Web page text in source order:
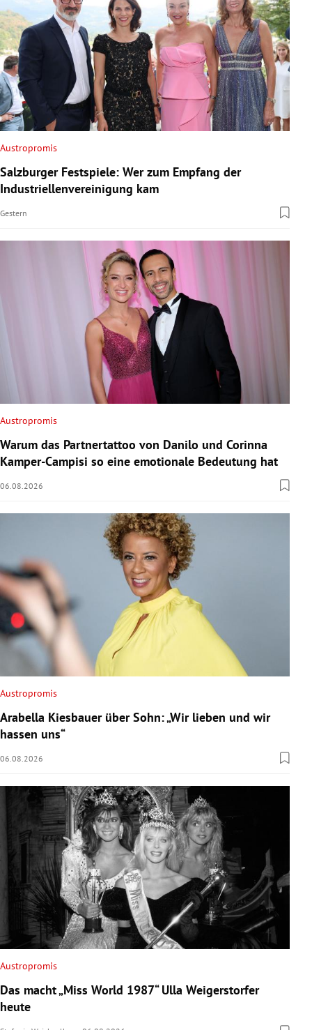
Austropromis
Salzburger Festspiele: Wer zum Empfang der
Industriellenvereinigung kam
Gestern
Austropromis
Warum das Partnertattoo von Danilo und Corinna
Kamper-Campisi so eine emotionale Bedeutung hat
06.08.2026
Austropromis
Arabella Kiesbauer über Sohn: „Wir lieben und wir
hassen uns“
06.08.2026
Austropromis
Das macht „Miss World 1987“ Ulla Weigerstorfer
heute